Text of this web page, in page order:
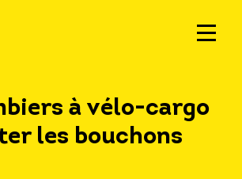
à vélo-cargo
les bouchons